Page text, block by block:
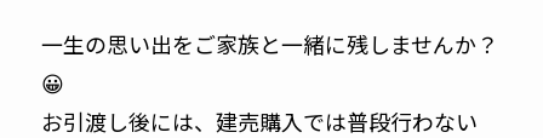
一生の思い出をご家族と一緒に残しませんか？
😀
お引渡し後には、建売購入では普段行わない